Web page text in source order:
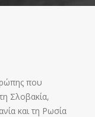
που
Σλοβακία,
και τη Ρωσία